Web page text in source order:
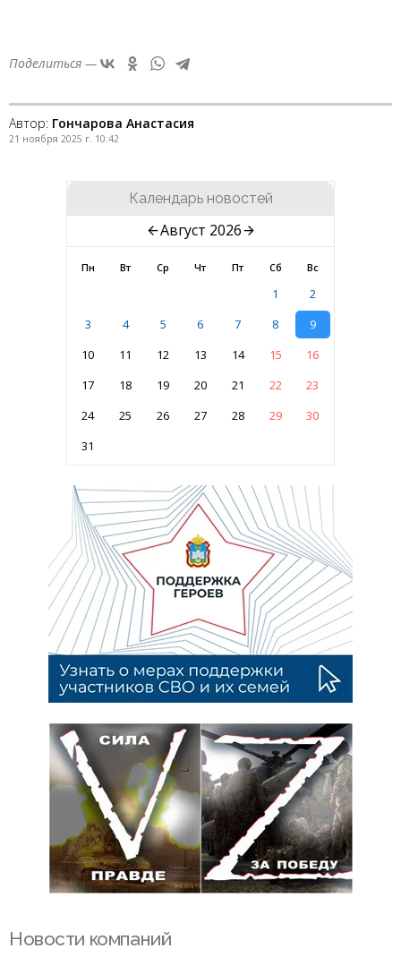
Поделиться —
Автор: Гончарова Анастасия
21 ноября 2025 г. 10:42
Календарь новостей
Август 2026
Пн Вт Ср Чт Пт Сб Вс
1
2
3
4 5 6 7 8
9
10
11 12 13 14 15
16
17
18 19 20 21 22
23
24
25 26 27 28 29
30
31
Новости компаний